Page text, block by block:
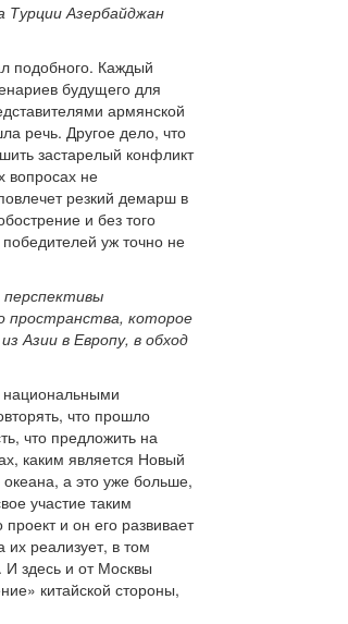
Турции Азербайджан
подобного. Каждый
будущего для
армянской
речь. Другое дело, что
застарелый конфликт
вопросах не
резкий демарш в
и без того
уж точно не
пространства, которое
Азии в Европу, в обход
национальными
что прошло
что предложить на
каким является Новый
а это уже больше,
участие таким
и он его развивает
реализует, в том
И здесь и от Москвы
китайской стороны,